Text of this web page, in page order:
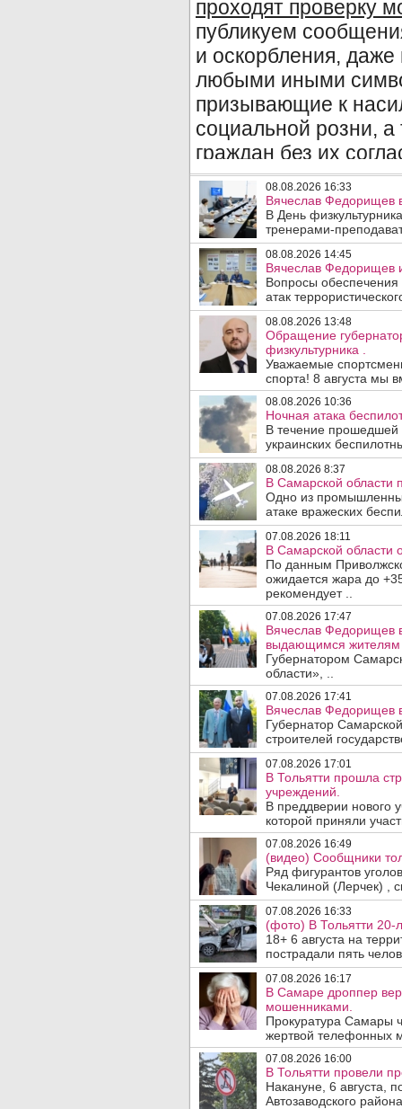
08.08.2026 16:33
Вячеслав Федорищев
В День
тренерами-
08.08.2026 14:45
Вячеслав Федорищев
Вопросы обеспечения
атак
08.08.2026 13:48
Обращение
физкультурника .
Уважаемые
спорта! 8 августа мы
08.08.2026 10:36
Ночная атака
В течение
украинских
08.08.2026 8:37
В Самарской области
Одно из
атаке вражеских
07.08.2026 18:11
В Самарской области
По данным
ожидается жара до
рекомендует ..
07.08.2026 17:47
Вячеслав Федорищев
выдающимся жителям
Губернатором
области», ..
07.08.2026 17:41
Вячеслав Федорищев
Губернатор
строителей
07.08.2026 17:01
В Тольятти прошла
учреждений.
В преддверии нового
которой приняли
07.08.2026 16:49
(видео) Сообщники
Ряд фигурантов
Чекалиной (Лерчек) ,
07.08.2026 16:33
(фото) В Тольятти 20-
18+ 6 августа на
пострадали пять
07.08.2026 16:17
В Самаре дроппер
мошенниками.
Прокуратура Самары
жертвой телефонных
07.08.2026 16:00
В Тольятти провели
Накануне, 6 августа,
Автозаводского